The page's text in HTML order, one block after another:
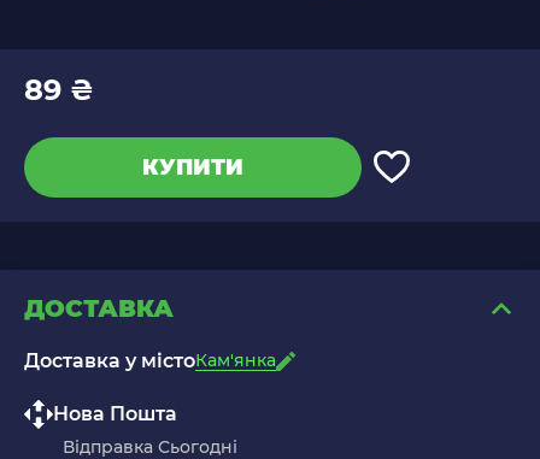
89 ₴
КУПИТИ
ДОСТАВКА
Доставка у містоКам'янка
Нова Пошта
Відправка Сьогодні